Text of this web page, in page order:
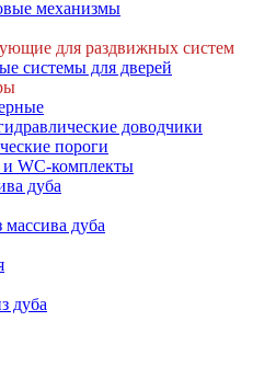
механизмы
для раздвижных систем
системы для дверей
доводчики
пороги
WC-комплекты
дуба
дуба
дуба